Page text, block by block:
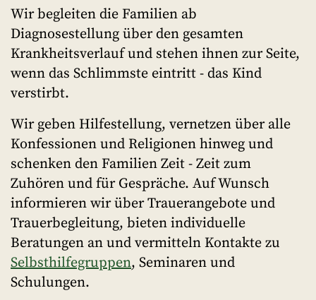
Wir begleiten die Familien ab
Diagnosestellung über den gesamten
Krankheitsverlauf und stehen ihnen zur Seite,
wenn das Schlimmste eintritt - das Kind
verstirbt.
Wir geben Hilfestellung, vernetzen über alle
Konfessionen und Religionen hinweg und
schenken den Familien Zeit - Zeit zum
Zuhören und für Gespräche. Auf Wunsch
informieren wir über Trauerangebote und
Trauerbegleitung, bieten individuelle
Beratungen an und vermitteln Kontakte zu
Selbsthilfegruppen, Seminaren und
Schulungen.